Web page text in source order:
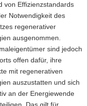
von Effizienzstandards
Notwendigkeit des
regenerativer
ausgenommen.
sind jedoch
offen dafür, ihre
mit regenerativen
auszustatten und sich
an der Energiewende